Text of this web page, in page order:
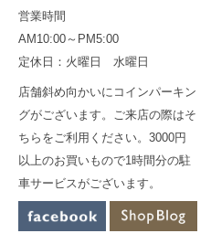
営業時間
AM10:00～PM5:00
定休日：火曜日 水曜日
店舗斜め向かいにコインパーキン
グがございます。ご来店の際はそ
ちらをご利用ください。3000円
以上のお買いもので1時間分の駐
車サービスがございます。